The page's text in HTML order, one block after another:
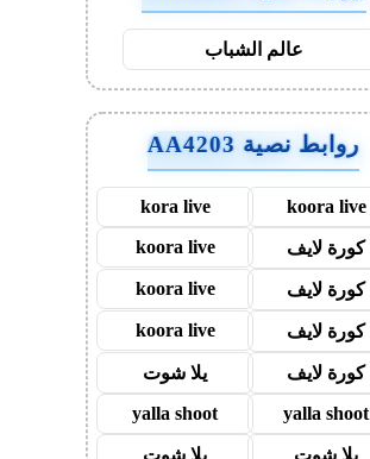
عالم الشباب
روابط نصية AA4203
koora live
kora live
كورة لايف koora live
كورة لايف koora live
كورة لايف koora live
كورة لايف
يلا شوت
yalla shoot
yalla shoot
يلا شوت يلا شوت